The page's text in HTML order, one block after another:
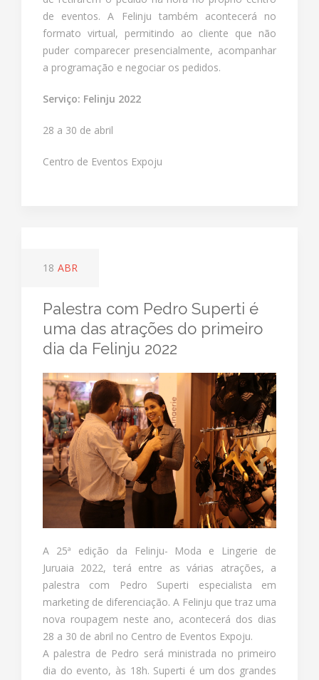
de eventos. A Felinju também acontecerá no
formato virtual, permitindo ao cliente que não
puder comparecer presencialmente, acompanhar
a programação e negociar os pedidos.
Serviço: Felinju 2022
28 a 30 de abril
Centro de Eventos Expoju
18 ABR
Palestra com Pedro Superti é
uma das atrações do primeiro
dia da Felinju 2022
A 25ª edição da Felinju- Moda e Lingerie de
Juruaia 2022, terá entre as várias atrações, a
palestra com Pedro Superti especialista em
marketing de diferenciação. A Felinju que traz uma
nova roupagem neste ano, acontecerá dos dias
28 a 30 de abril no Centro de Eventos Expoju.
A palestra de Pedro será ministrada no primeiro
dia do evento, às 18h. Superti é um dos grandes